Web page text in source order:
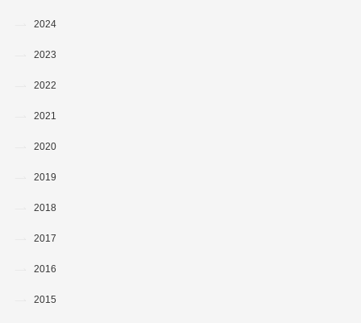
2024
2023
2022
2021
2020
2019
2018
2017
2016
2015